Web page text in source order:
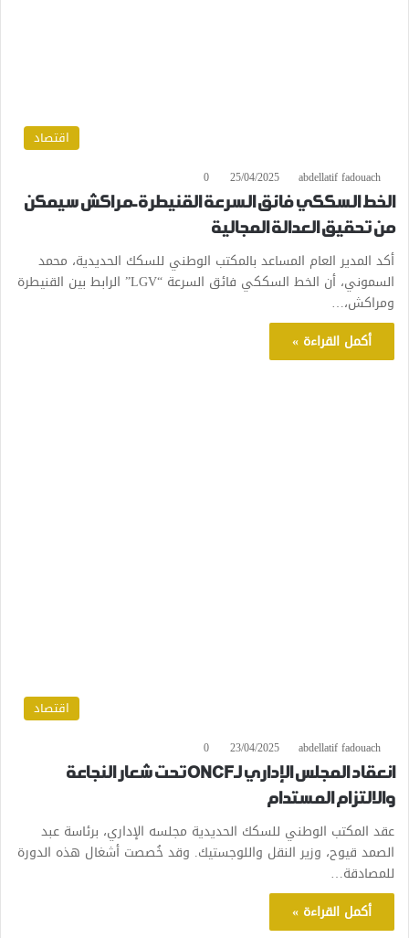
اقتصاد
abdellatif fadouach
25/04/2025
0
الخط السككي فائق السرعة القنيطرة-مراكش سيمكن
من تحقيق العدالة المجالية
أكد المدير العام المساعد بالمكتب الوطني للسكك الحديدية، محمد
السموني، أن الخط السككي فائق السرعة “LGV” الرابط بين القنيطرة
ومراكش،…
أكمل القراءة »
اقتصاد
abdellatif fadouach
23/04/2025
0
انعقاد المجلس الإداري لـONCF تحت شعار النجاعة
والالتزام المستدام
عقد المكتب الوطني للسكك الحديدية مجلسه الإداري، برئاسة عبد
الصمد قيوح، وزير النقل واللوجستيك. وقد خُصصت أشغال هذه الدورة
للمصادقة…
أكمل القراءة »